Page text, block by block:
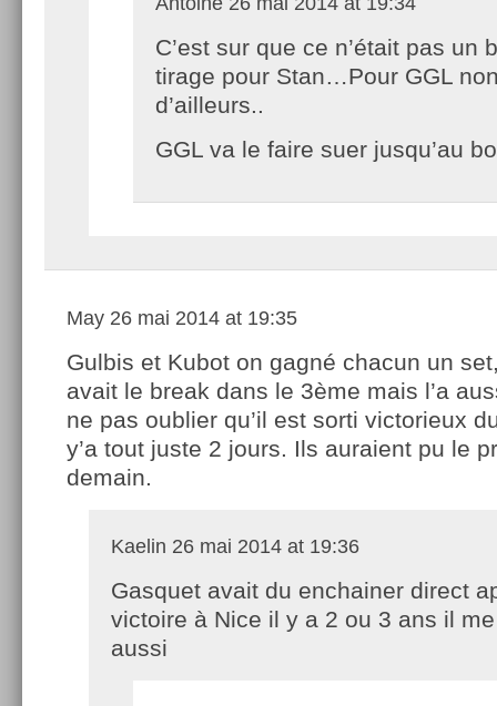
C’est sur que ce n’était pas un
tirage pour Stan…Pour GGL
d’ailleurs..
GGL va le faire suer jusqu’au
May 26 mai 2014 at 19:35
Gulbis et Kubot on gagné chacun un
avait le break dans le 3ème mais l’a
ne pas oublier qu’il est sorti victorieux
y’a tout juste 2 jours. Ils auraient pu le
demain.
Kaelin 26 mai 2014 at 19:36
Gasquet avait du enchainer direct
victoire à Nice il y a 2 ou 3 ans il
aussi